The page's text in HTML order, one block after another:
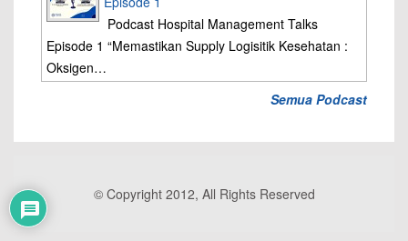
Podcast Hospital Management Talks
Episode 1 “Memastikan Supply Logisitik Kesehatan :
Oksigen…
Semua Podcast
© Copyright 2012, All Rights Reserved